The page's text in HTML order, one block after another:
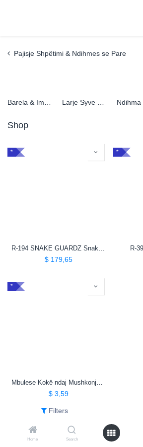
Filters
Home Search
Pajisje Shpëtimi & Ndihmes se Pare
Barela & Imobilizuese Larje Syve & Dushe Emergjente
Shop
*
R-194 SNAKE GUARDZ Snake Guard
$ 179,65
*
R-
*
Mbulese Kokë ndaj Mushkonjave
$ 3,59